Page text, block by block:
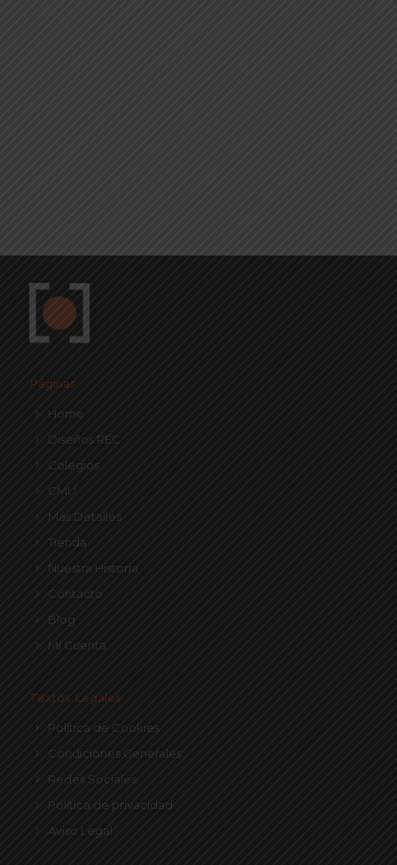
Páginas
Home
Diseños REC
Colegios
CMU
Más Detalles
Tienda
Nuestra Historia
Contacto
Blog
Mi Cuenta
Textos Legales
Política de Cookies
Condiciones Generales
Redes Sociales
Política de privacidad
Aviso Legal